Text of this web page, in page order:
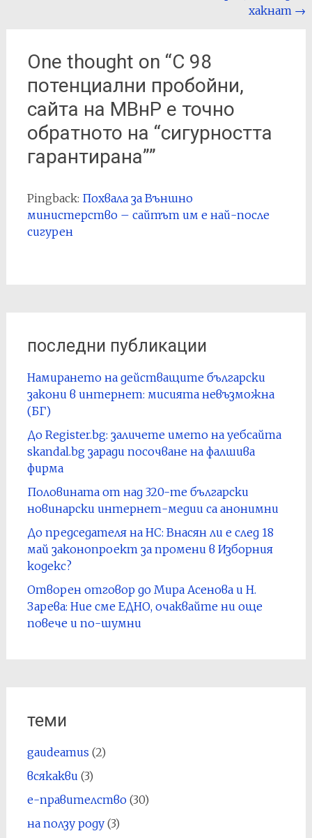
хакнат →
One thought on “С 98
потенциални пробойни,
сайта на МВнР е точно
обратното на “сигурността
гарантирана””
Pingback: Похвала за Външно
министерство – сайтът им е най-после
сигурен
последни публикации
Намирането на действащите български
закони в интернет: мисията невъзможна
(БГ)
До Register.bg: заличете името на уебсайта
skandal.bg заради посочване на фалшива
фирма
Половината от над 320-те български
новинарски интернет-медии са анонимни
До председателя на НС: Внасян ли е след 18
май законопроект за промени в Изборния
кодекс?
Отворен отговор до Мира Асенова и Н.
Зарева: Ние сме ЕДНО, очаквайте ни още
повече и по-шумни
теми
gaudeamus (2)
всякакви (3)
е-правителство(30)
на ползу роду(3)